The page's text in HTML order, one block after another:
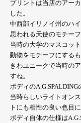
プリントは当店のアー
した。
中西部イリノイ州のハ
思われる天使のモチーフ
当時の大学のマスコッ
動物をモチーフにする
きわユニークで当時の
すね。
ボディの
当時らしいライトオン
トにも相性の良い色目
ボディ自体の仕様は